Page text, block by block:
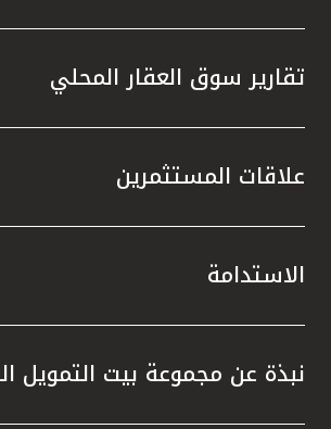
تقارير سوق العقار المحلي
علاقات المستثمرين
الاستدامة
نبذة عن مجموعة بيت التمويل